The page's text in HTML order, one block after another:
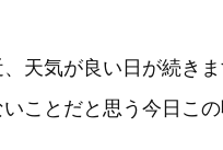
天気が良い日が続き
ことだと思う今日この